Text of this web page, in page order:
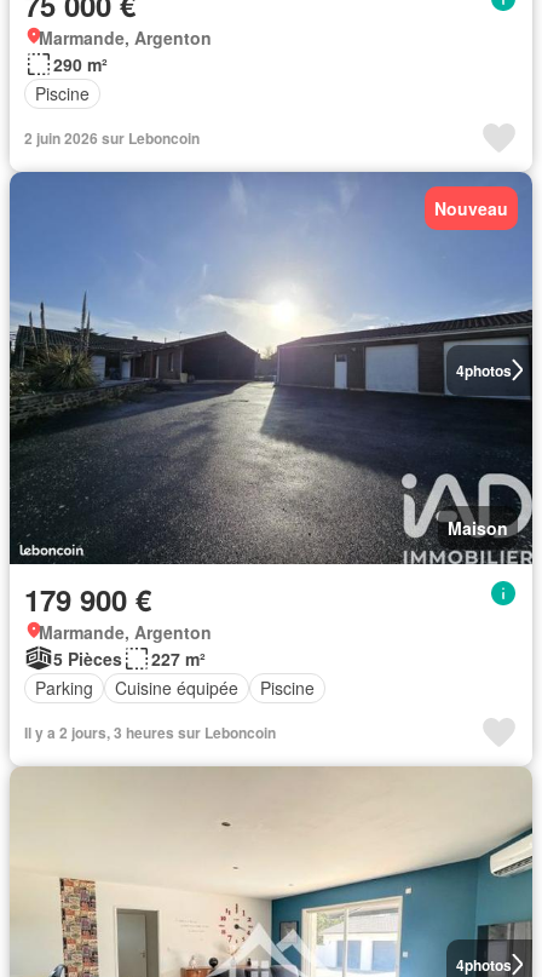
Marmande, Argenton
290 m²
Piscine
2 juin 2026 sur Leboncoin
4photos
Nouveau
Maison
179 900 €
Marmande, Argenton
5 Pièces
227 m²
Parking
Cuisine équipée Piscine
Il y a 2 jours, 3 heures sur Leboncoin
4photos